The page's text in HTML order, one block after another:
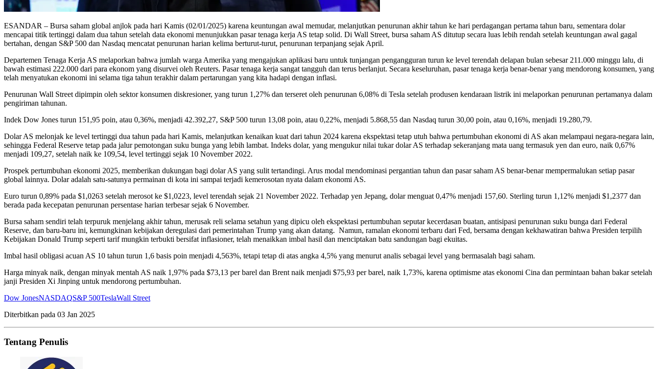
ESANDAR – Bursa saham global anjlok pada hari Kamis (02/01/2025) karena keuntungan awal memudar, melanjutkan penurunan akhir tahun ke hari perdagangan pertama tahun baru, sementara dolar
mencapai titik tertinggi dalam dua tahun setelah data ekonomi menunjukkan pasar tenaga kerja AS tetap solid. Di Wall Street, bursa saham AS ditutup secara luas lebih rendah setelah keuntungan awal gagal
bertahan, dengan S&P 500 dan Nasdaq mencatat penurunan harian kelima berturut-turut, penurunan terpanjang sejak April.
Departemen Tenaga Kerja AS melaporkan bahwa jumlah warga Amerika yang mengajukan aplikasi baru untuk tunjangan pengangguran turun ke level terendah delapan bulan sebesar 211.000 minggu lalu, di
bawah estimasi 222.000 dari para ekonom yang disurvei oleh Reuters. Pasar tenaga kerja sangat tangguh dan terus berlanjut. Secara keseluruhan, pasar tenaga kerja benar-benar yang mendorong konsumen, yang
telah menyatukan ekonomi ini selama tiga tahun terakhir dalam pertarungan yang kita hadapi dengan inflasi.
Penurunan Wall Street dipimpin oleh sektor konsumen diskresioner, yang turun 1,27% dan terseret oleh penurunan 6,08% di Tesla setelah produsen kendaraan listrik ini melaporkan penurunan pertamanya dalam
pengiriman tahunan.
Indek Dow Jones turun 151,95 poin, atau 0,36%, menjadi 42.392,27, S&P 500 turun 13,08 poin, atau 0,22%, menjadi 5.868,55 dan Nasdaq turun 30,00 poin, atau 0,16%, menjadi 19.280,79.
Dolar AS melonjak ke level tertinggi dua tahun pada hari Kamis, melanjutkan kenaikan kuat dari tahun 2024 karena ekspektasi tetap utuh bahwa pertumbuhan ekonomi di AS akan melampaui negara-negara lain,
sehingga Federal Reserve tetap pada jalur pemotongan suku bunga yang lebih lambat. Indeks dolar, yang mengukur nilai tukar dolar AS terhadap sekeranjang mata uang termasuk yen dan euro, naik 0,67%
menjadi 109,27, setelah naik ke 109,54, level tertinggi sejak 10 November 2022.
Prospek pertumbuhan ekonomi 2025, memberikan dukungan bagi dolar AS yang sulit tertandingi. Arus modal mendominasi pergantian tahun dan pasar saham AS benar-benar mempermalukan setiap pasar
global lainnya. Dolar adalah satu-satunya permainan di kota ini sampai terjadi kemerosotan nyata dalam ekonomi AS.
Euro turun 0,89% pada $1,0263 setelah merosot ke $1,0223, level terendah sejak 21 November 2022. Terhadap yen Jepang, dolar menguat 0,47% menjadi 157,60. Sterling turun 1,12% menjadi $1,2377 dan
berada pada kecepatan penurunan persentase harian terbesar sejak 6 November.
Bursa saham sendiri telah terpuruk menjelang akhir tahun, merusak reli selama setahun yang dipicu oleh ekspektasi pertumbuhan seputar kecerdasan buatan, antisipasi penurunan suku bunga dari Federal
Reserve, dan baru-baru ini, kemungkinan kebijakan deregulasi dari pemerintahan Trump yang akan datang. Namun, ramalan ekonomi terbaru dari Fed, bersama dengan kekhawatiran bahwa Presiden terpilih
Kebijakan Donald Trump seperti tarif mungkin terbukti bersifat inflasioner, telah menaikkan imbal hasil dan menciptakan batu sandungan bagi ekuitas.
Imbal hasil obligasi acuan AS 10 tahun turun 1,6 basis poin menjadi 4,563%, tetapi tetap di atas angka 4,5% yang menurut analis sebagai level yang bermasalah bagi saham.
Harga minyak naik, dengan minyak mentah AS naik 1,97% pada $73,13 per barel dan Brent naik menjadi $75,93 per barel, naik 1,73%, karena optimisme atas ekonomi Cina dan permintaan bahan bakar setelah
janji Presiden Xi Jinping untuk mendorong pertumbuhan.
Dow JonesNASDAQS&P 500TeslaWall Street
Diterbitkan pada 03 Jan 2025
Tentang Penulis